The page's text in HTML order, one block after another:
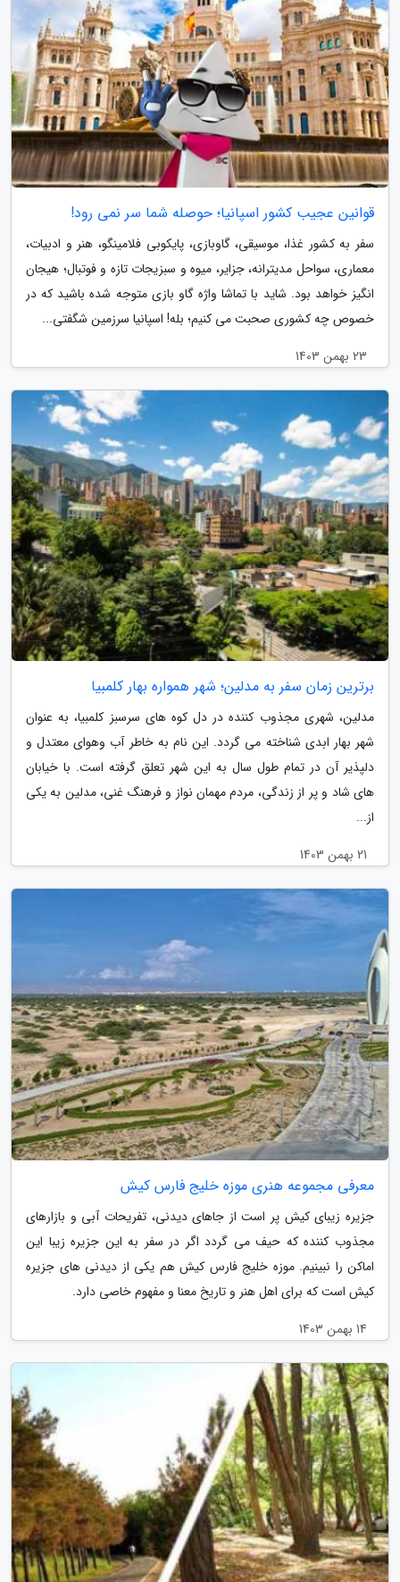
قوانین عجیب کشور اسپانیا؛ حوصله شما سر نمی رود!
سفر به کشور غذا، موسیقی، گاوبازی، پایکوبی فلامینگو، هنر و ادبیات،
معماری، سواحل مدیترانه، جزایر، میوه و سبزیجات تازه و فوتبال؛ هیجان
انگیز خواهد بود. شاید با تماشا واژه گاو بازی متوجه شده باشید که در
خصوص چه کشوری صحبت می کنیم؛ بله! اسپانیا سرزمین شگفتی...
23 بهمن 1403
برترین زمان سفر به مدلین؛ شهر همواره بهار کلمبیا
مدلین، شهری مجذوب کننده در دل کوه های سرسبز کلمبیا، به عنوان
شهر بهار ابدی شناخته می گردد. این نام به خاطر آب وهوای معتدل و
دلپذیر آن در تمام طول سال به این شهر تعلق گرفته است. با خیابان
های شاد و پر از زندگی، مردم مهمان نواز و فرهنگ غنی، مدلین به یکی
از...
21 بهمن 1403
معرفی مجموعه هنری موزه خلیج فارس کیش
جزیره زیبای کیش پر است از جاهای دیدنی، تفریحات آبی و بازارهای
مجذوب کننده که حیف می گردد اگر در سفر به این جزیره زیبا این
اماکن را نبینیم. موزه خلیج فارس کیش هم یکی از دیدنی های جزیره
کیش است که برای اهل هنر و تاریخ معنا و مفهوم خاصی دارد.
14 بهمن 1403